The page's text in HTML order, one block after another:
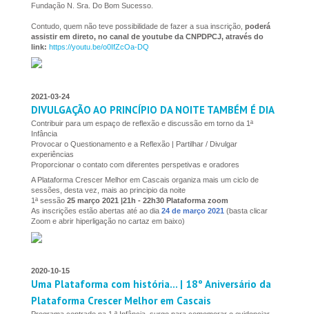
Fundação N. Sra. Do Bom Sucesso.
Contudo, quem não teve possibilidade de fazer a sua inscrição, poderá
assistir em direto, no canal de youtube da CNPDPCJ, através do
link: https://youtu.be/o0IfZcOa-DQ
2021-03-24
DIVULGAÇÃO AO PRINCÍPIO DA NOITE TAMBÉM É DIA
Contribuir para um espaço de reflexão e discussão em torno da 1ª
Infância
Provocar o Questionamento e a Reflexão | Partilhar / Divulgar
experiências
Proporcionar o contato com diferentes perspetivas e oradores
A Plataforma Crescer Melhor em Cascais organiza mais um ciclo de
sessões, desta vez, mais ao principio da noite
1ª sessão 25 março 2021 |21h - 22h30 Plataforma zoom
As inscrições estão abertas até ao dia 24 de março 2021 (basta clicar
Zoom e abrir hiperligação no cartaz em baixo)
2020-10-15
Uma Plataforma com história… | 18º Aniversário da
Plataforma Crescer Melhor em Cascais